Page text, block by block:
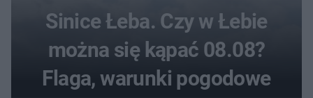
Sinice Łeba. Czy w Łebie
można się kąpać 08.08?
Flaga, warunki pogodowe